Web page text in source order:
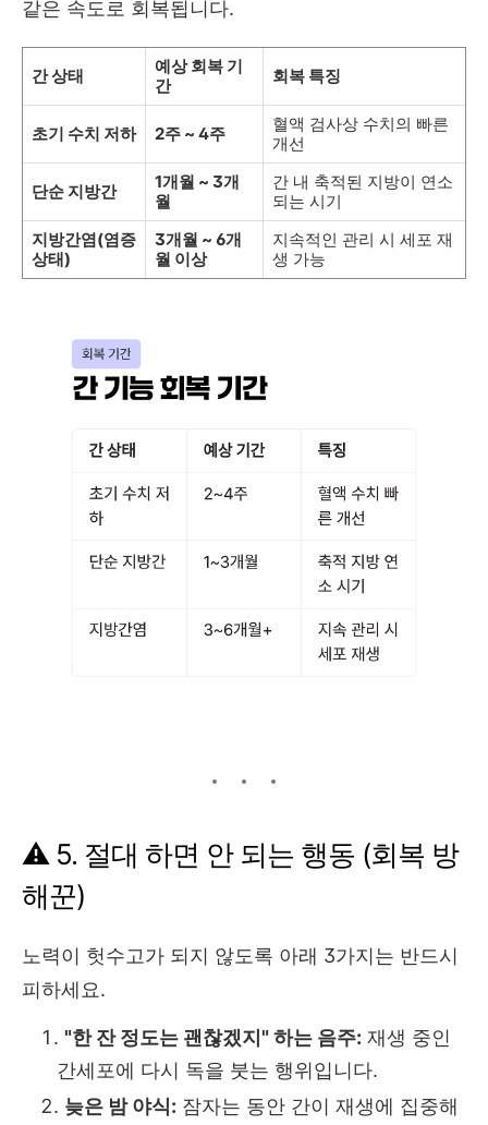
같은 속도로 회복됩니다.
간 상태
예상 회복 기
간
회복 특징
초기 수치 저하 2주 ~ 4주
혈액 검사상 수치의 빠른
개선
단순 지방간
1개월 ~ 3개
월
간 내 축적된 지방이 연소
되는 시기
지방간염(염증
상태)
3개월 ~ 6개
월 이상
지속적인 관리 시 세포 재
생 가능
⚠️ 5. 절대 하면 안 되는 행동 (회복 방
해꾼)
노력이 헛수고가 되지 않도록 아래 3가지는 반드시
피하세요.
"한 잔 정도는 괜찮겠지" 하는 음주: 재생 중인
간세포에 다시 독을 붓는 행위입니다.
늦은 밤 야식: 잠자는 동안 간이 재생에 집중해